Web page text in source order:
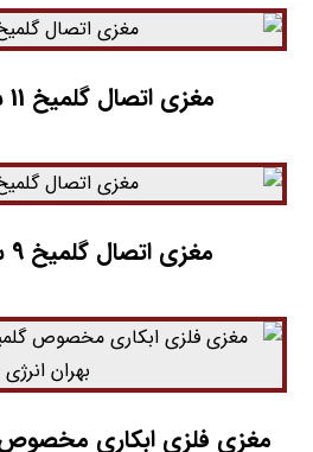
مغزی اتصال گلمیخ 11 سانت کد PP
مغزی اتصال گلمیخ 9 سانت کد PP